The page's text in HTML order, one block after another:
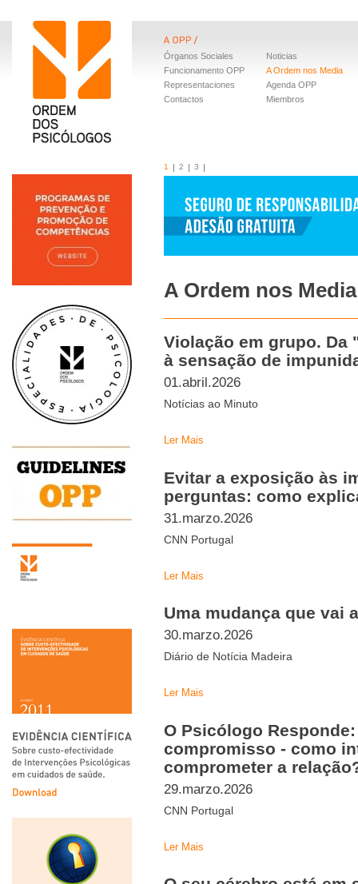
Órganos Sociales
Funcionamento OPP
Representaciones
Contactos
Noticias
A Ordem nos Media
Agenda OPP
Miembros
1 2 3
A Ordem nos Media
Violação em grupo. Da
à sensação de
01.abril.2026
Notícias ao Minuto
Ler Mais
Evitar a exposição às
perguntas: como
31.marzo.2026
CNN Portugal
Ler Mais
Uma mudança que vai
30.marzo.2026
Diário de Notícia Madeira
Ler Mais
O Psicólogo
compromisso - como
comprometer a
29.marzo.2026
CNN Portugal
Ler Mais